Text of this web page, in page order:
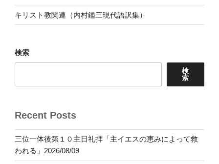
キリスト教関連（内村鑑三現代語訳集）
検索
検
索
Recent Posts
三位一体後第１０主日礼拝「主イエスの恵みによって救
われる」2026/08/09